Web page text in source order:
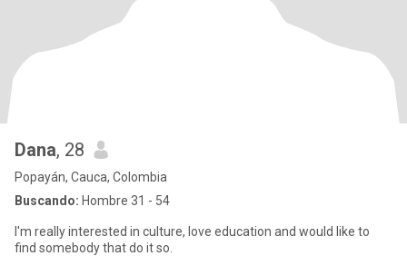
Dana, 28
Popayán, Cauca, Colombia
Buscando: Hombre 31 - 54
I'm really interested in culture, love education and would like to
find somebody that do it so.